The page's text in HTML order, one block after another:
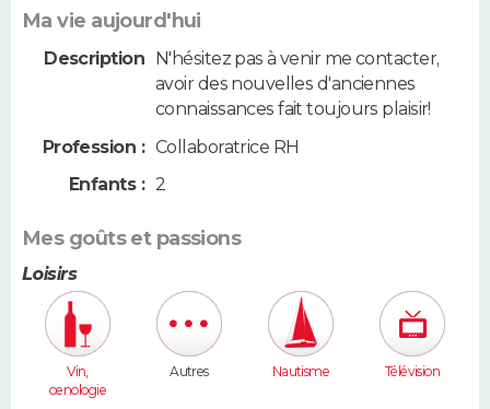
Ma vie aujourd'hui
Description
N'hésitez pas à venir me contacter,
avoir des nouvelles d'anciennes
connaissances fait toujours plaisir!
Profession : Collaboratrice RH
Enfants : 2
Mes goûts et passions
Loisirs
Vin,
oenologie
Autres Nautisme Télévision